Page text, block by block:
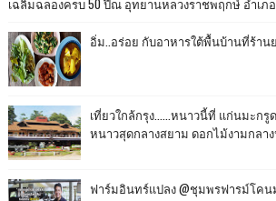
อิ่ม..อร่อย กับอาหารใต้พื้นบ้านที่ร้าน
เที่ยวใกล้กรุง......หนาวนี้ที่ แก่นมะก
หนาวสุดกลางสยาม ดอกไม้งามกลาง
ฟาร์มอินทร์แปลง @ชุมพรฟารม์โค